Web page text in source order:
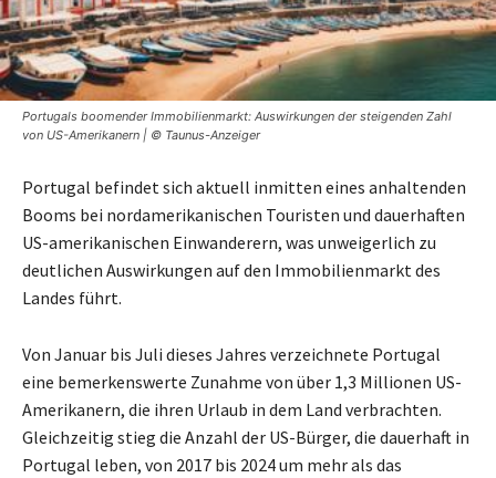
Portugals boomender Immobilienmarkt: Auswirkungen der steigenden Zahl
von US-Amerikanern | © Taunus-Anzeiger
Portugal befindet sich aktuell inmitten eines anhaltenden
Booms bei nordamerikanischen Touristen und dauerhaften
US-amerikanischen Einwanderern, was unweigerlich zu
deutlichen Auswirkungen auf den Immobilienmarkt des
Landes führt.
Von Januar bis Juli dieses Jahres verzeichnete Portugal
eine bemerkenswerte Zunahme von über 1,3 Millionen US-
Amerikanern, die ihren Urlaub in dem Land verbrachten.
Gleichzeitig stieg die Anzahl der US-Bürger, die dauerhaft in
Portugal leben, von 2017 bis 2024 um mehr als das